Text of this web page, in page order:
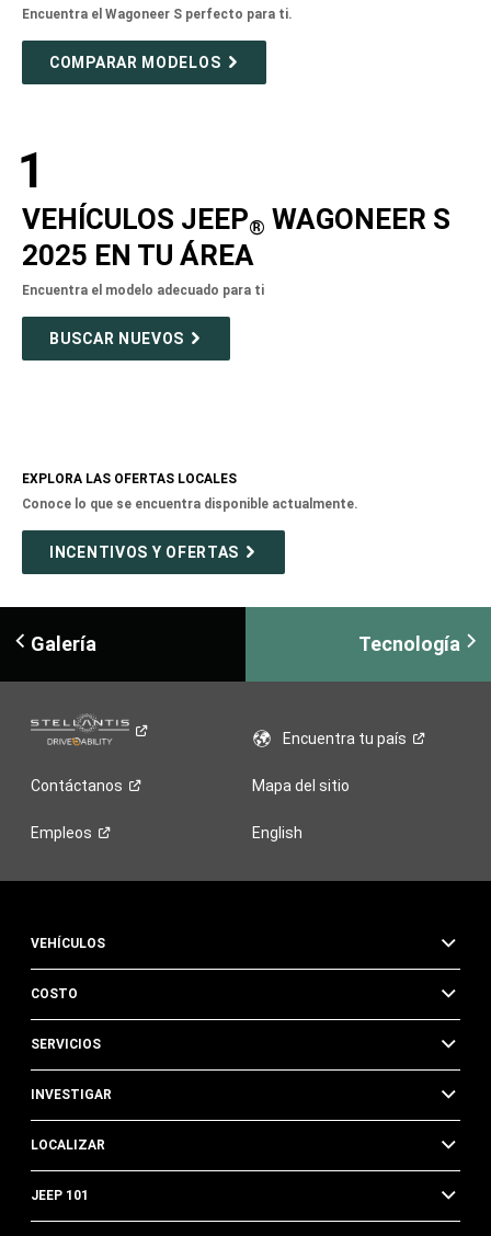
Encuentra el Wagoneer S perfecto para ti.
COMPARAR MODELOS
1
VEHÍCULOS JEEP® WAGONEER S
2025 EN TU ÁREA
Encuentra el modelo adecuado para ti
BUSCAR NUEVOS
EXPLORA LAS OFERTAS LOCALES
Conoce lo que se encuentra disponible actualmente.
INCENTIVOS Y OFERTAS
Galería Tecnología
Encuentra tupaís
Contáctanos Mapa del sitio
Empleos English
VEHÍCULOS
COSTO
SERVICIOS
INVESTIGAR
LOCALIZAR
JEEP 101